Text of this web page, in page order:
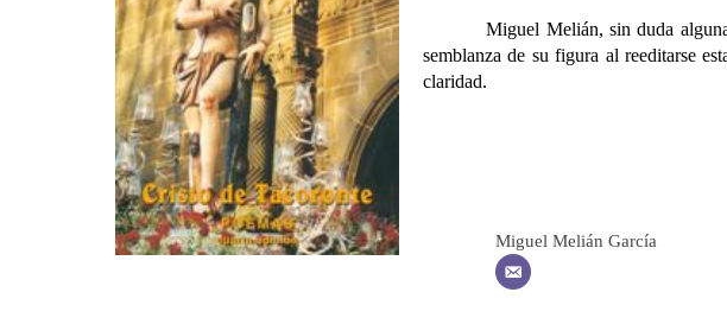
Miguel Melián, sin duda alguna
semblanza de su figura al reeditarse
claridad.
Miguel Melián García